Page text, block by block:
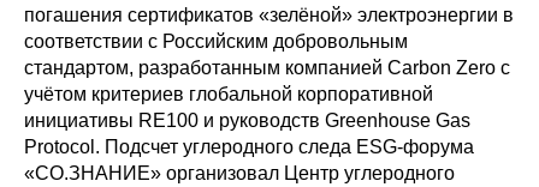
погашения сертификатов «зелёной» электроэнергии в
соответствии с Российским добровольным
стандартом, разработанным компанией Carbon Zero с
учётом критериев глобальной корпоративной
инициативы RE100 и руководств Greenhouse Gas
Protocol. Подсчет углеродного следа ESG-форума
«СО.ЗНАНИЕ» организовал Центр углеродного